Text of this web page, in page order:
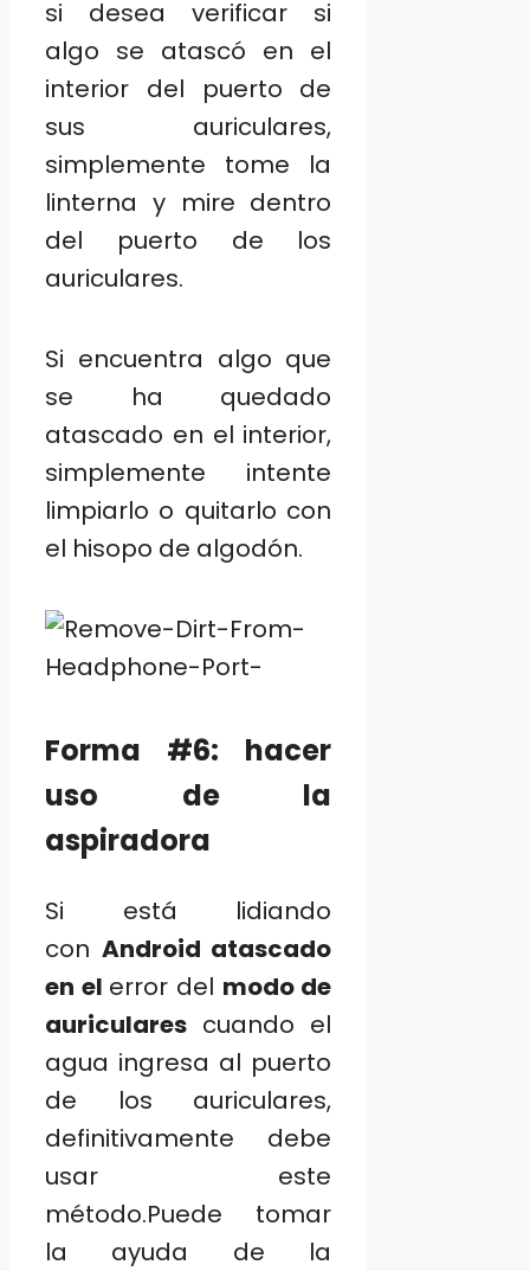
si desea verificar si
algo se atascó en el
interior del puerto de
sus auriculares,
simplemente tome la
linterna y mire dentro
del puerto de los
auriculares.
Si encuentra algo que
se ha quedado
atascado en el interior,
simplemente intente
limpiarlo o quitarlo con
el hisopo de algodón.
Forma #6: hacer
uso de la
aspiradora
Si está lidiando
con Android atascado
en el error del modo de
auriculares cuando el
agua ingresa al puerto
de los auriculares,
definitivamente debe
usar este
método.Puede tomar
la ayuda de la